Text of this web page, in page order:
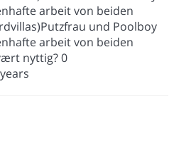
arbeit von beiden
und Poolboy
arbeit von beiden
nyttig?0